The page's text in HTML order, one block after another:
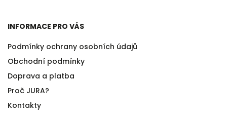
INFORMACE PRO VÁS
Podmínky ochrany osobních údajů
Obchodní podmínky
Doprava a platba
Proč JURA?
Kontakty